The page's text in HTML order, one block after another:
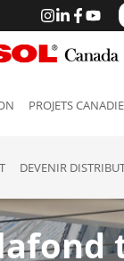
PROJETS
DEVENIR